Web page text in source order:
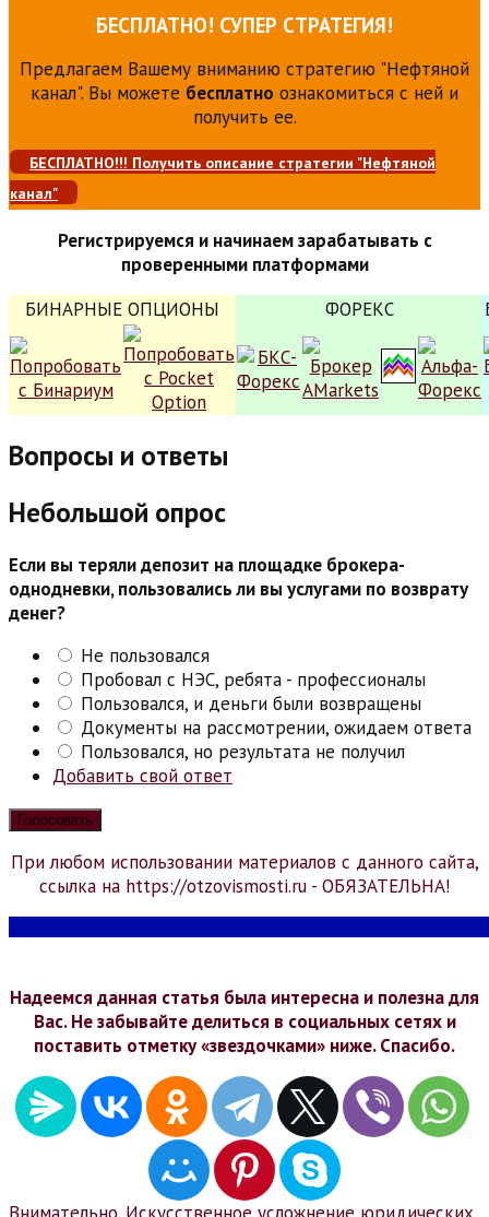
БЕСПЛАТНО! СУПЕР СТРАТЕГИЯ!
Предлагаем Вашему вниманию стратегию "Нефтяной
канал". Вы можете бесплатно ознакомиться с ней и
получить ее.
БЕСПЛАТНО!!! Получить описание стратегии "Нефтяной
канал"
Регистрируемся и начинаем зарабатывать с
проверенными платформами
БИНАРНЫЕ ОПЦИОНЫ
ФОРЕКС
Вопросы и ответы
Небольшой опрос
Если вы теряли депозит на площадке брокера-
однодневки, пользовались ли вы услугами по возврату
денег?
Не пользовался
Пробовал с НЭС, ребята - профессионалы
Пользовался, и деньги были возвращены
Документы на рассмотрении, ожидаем ответа
Пользовался, но результата не получил
Добавить свой ответ
При любом использовании материалов с данного сайта,
ссылка на https://otzovismosti.ru - ОБЯЗАТЕЛЬНА!
Надеемся данная статья была интересна и полезна для
Вас. Не забывайте делиться в социальных сетях и
поставить отметку «звездочками» ниже. Спасибо.